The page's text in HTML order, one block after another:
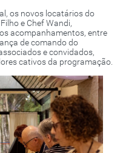
os novos locatários do
e Chef Wandi,
acompanhamentos, entre
de comando do
e convidados,
cativos da programação.